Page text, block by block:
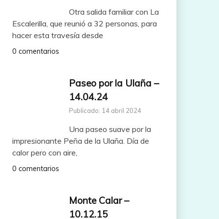
Otra salida familiar con La
Escalerilla, que reunió a 32 personas, para
hacer esta travesía desde
0 comentarios
Paseo por la Ulaña –
14.04.24
Publicado: 14 abril 2024
Una paseo suave por la
impresionante Peña de la Ulaña. Día de
calor pero con aire,
0 comentarios
Monte Calar –
10.12.15